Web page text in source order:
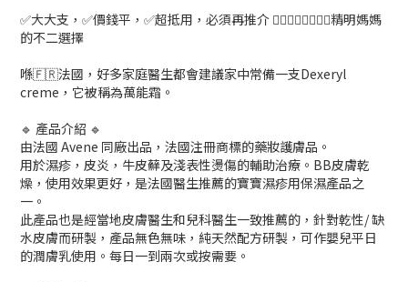
✅大大支，✅價錢平，✅超抵用，必須再推介 👍🏻👍🏻👍🏻👍🏻精明媽媽
的不二選擇
喺🇫🇷法國，好多家庭醫生都會建議家中常備一支Dexeryl
creme，它被稱為萬能霜。
🔹 產品介紹 🔹
由法國 Avene 同廠出品，法國注冊商標的藥妝護膚品。
用於濕疹，皮炎，牛皮蘚及淺表性燙傷的輔助治療。BB皮膚乾
燥，使用效果更好，是法國醫生推薦的寶寶濕疹用保濕產品之
一。
此產品也是經當地皮膚醫生和兒科醫生一致推薦的，針對乾性/ 缺
水皮膚而研製，產品無色無味，純天然配方研製，可作嬰兒平日
的潤膚乳使用。每日一到兩次或按需要。